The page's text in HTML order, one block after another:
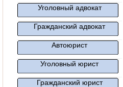
Уголовный адвокат
Гражданский адвокат
Автоюрист
Уголовный юрист
Гражданский юрист